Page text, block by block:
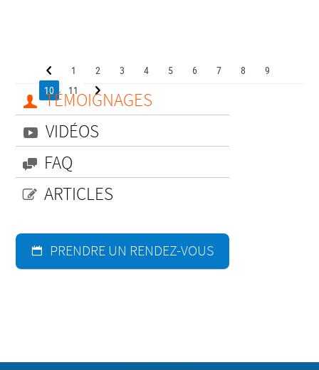
1 2 3 4 5 6 7 8
9
10
11
TÉMOIGNAGES
VIDÉOS
FAQ
ARTICLES
PRENDRE UN RENDEZ-VOUS